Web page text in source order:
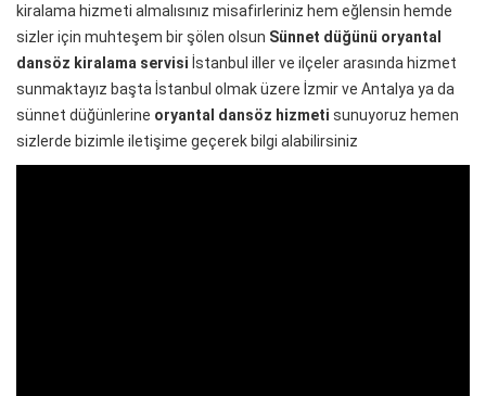
kiralama hizmeti almalısınız misafirleriniz hem eğlensin hemde
sizler için muhteşem bir şölen olsun Sünnet düğünü oryantal
dansöz kiralama servisi İstanbul iller ve ilçeler arasında hizmet
sunmaktayız başta İstanbul olmak üzere İzmir ve Antalya ya da
sünnet düğünlerine oryantal dansöz hizmeti sunuyoruz hemen
sizlerde bizimle iletişime geçerek bilgi alabilirsiniz